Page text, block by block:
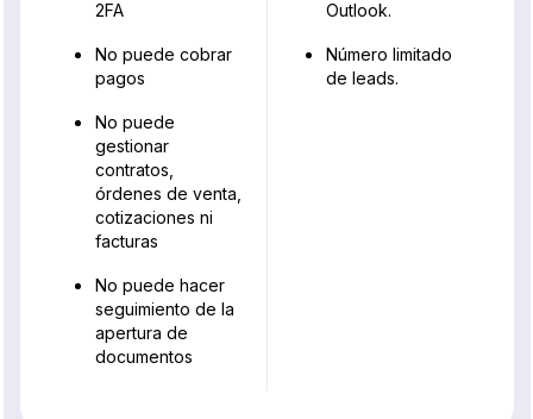
2FA
No puede cobrar
pagos
No puede
gestionar
contratos,
órdenes de venta,
cotizaciones ni
facturas
No puede hacer
seguimiento de la
apertura de
documentos
Outlook.
Número limitado
de leads.